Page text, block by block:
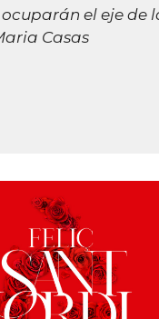
el eje de
Casas